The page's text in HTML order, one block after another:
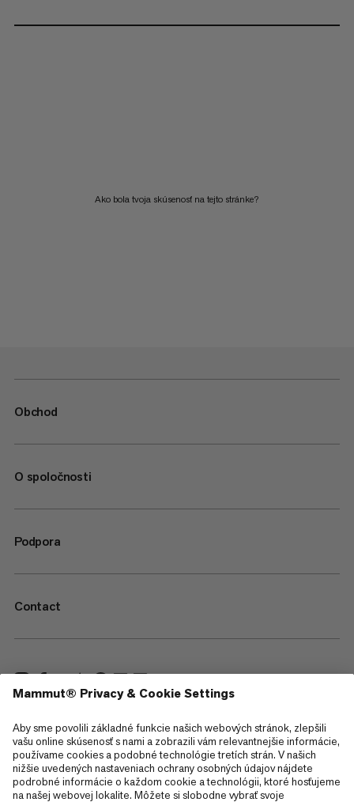
Ako bola tvoja skúsenosť na tejto stránke?
Obchod
O spoločnosti
Podpora
Contact
—
Sitemap